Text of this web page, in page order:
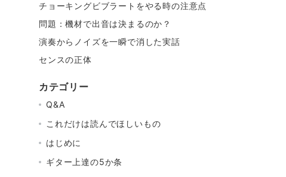
チョーキングビブラートをやる時の注意点
問題：機材で出音は決まるのか？
演奏からノイズを一瞬で消した実話
センスの正体
カテゴリー
Q&A
これだけは読んでほしいもの
はじめに
ギター上達の5か条